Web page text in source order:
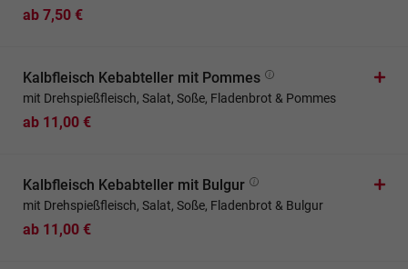
ab 7,50 €
Kalbfleisch Kebabteller mit Pommes
mit Drehspießfleisch, Salat, Soße, Fladenbrot & Pommes
ab 11,00 €
Kalbfleisch Kebabteller mit Bulgur
mit Drehspießfleisch, Salat, Soße, Fladenbrot & Bulgur
ab 11,00 €